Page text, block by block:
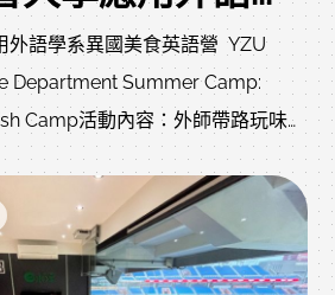
外語學系異國美食英語營 YZU
Department Summer Camp:
Camp活動內容：外師帶路玩味異
一起動手做菜，挑戰平常在台灣不
食材準備到料理實作，邊學語言、
食特色。讓學習不只開口，還能開
學超有感！吃飽喝足後，來一場超